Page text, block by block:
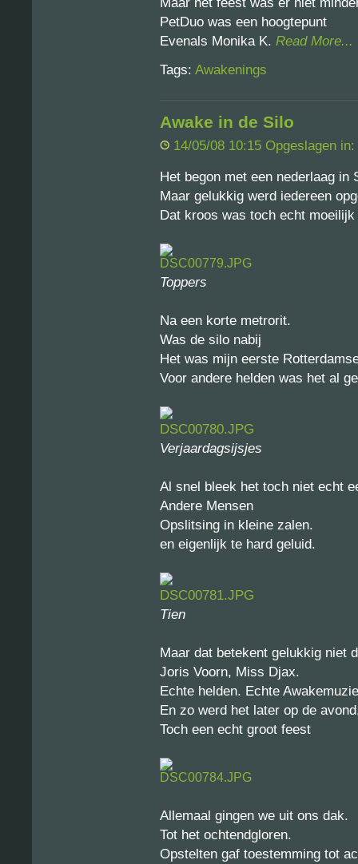
PetDuo was een hoogtepunt
Evenals Monika K. Read More...
Tags: Awakenings
Awake in de Silo
14/05/08 10:15 Opgeslagen in:
Het begon met een nederlaag in
Maar gelukkig werd iedereen
Dat kroos was toch echt
Toppers
Na een korte metrorit.
Was de silo nabij
Het was mijn eerste
Voor andere helden was het al
Verjaardagsijsjes
Al snel bleek het toch niet echt
Andere Mensen
Opslitsing in kleine zalen.
en eigenlijk te hard geluid.
Tien
Maar dat betekent gelukkig niet
Joris Voorn, Miss Djax.
Echte helden. Echte
En zo werd het later op de
Toch een echt groot feest
Allemaal gingen we uit ons dak.
Tot het ochtendgloren.
Opstelten gaf toestemming tot